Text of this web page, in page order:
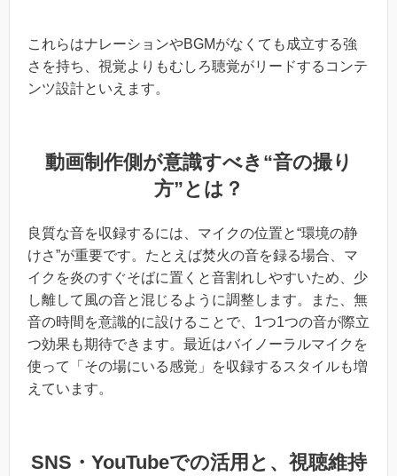
これらはナレーションやBGMがなくても成立する強
さを持ち、視覚よりもむしろ聴覚がリードするコンテ
ンツ設計といえます。
動画制作側が意識すべき“音の撮り
方”とは？
良質な音を収録するには、マイクの位置と“環境の静
けさ”が重要です。たとえば焚火の音を録る場合、マ
イクを炎のすぐそばに置くと音割れしやすいため、少
し離して風の音と混じるように調整します。また、無
音の時間を意識的に設けることで、1つ1つの音が際立
つ効果も期待できます。最近はバイノーラルマイクを
使って「その場にいる感覚」を収録するスタイルも増
えています。
SNS・YouTubeでの活用と、視聴維持